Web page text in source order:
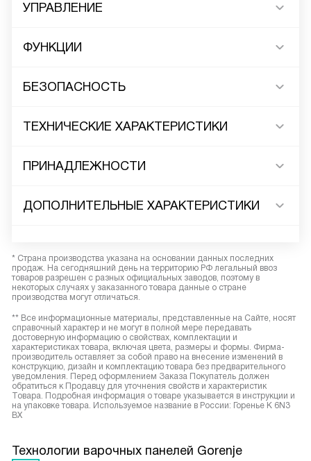
УПРАВЛЕНИЕ
ФУНКЦИИ
БЕЗОПАСНОСТЬ
ТЕХНИЧЕСКИЕ ХАРАКТЕРИСТИКИ
ПРИНАДЛЕЖНОСТИ
ДОПОЛНИТЕЛЬНЫЕ ХАРАКТЕРИСТИКИ
* Страна производства указана на основании данных последних
продаж. На сегодняшний день на территорию РФ легальный ввоз
товаров разрешен с разных официальных заводов, поэтому в
некоторых случаях у заказанного товара данные о стране
производства могут отличаться.
** Все информационные материалы, представленные на Сайте, носят
справочный характер и не могут в полной мере передавать
достоверную информацию о свойствах, комплектации и
характеристиках товара, включая цвета, размеры и формы. Фирма-
производитель оставляет за собой право на внесение изменений в
конструкцию, дизайн и комплектацию товара без предварительного
уведомления. Перед оформлением Заказа Покупатель должен
обратиться к Продавцу для уточнения свойств и характеристик
Товара. Подробная информация о товаре указывается в инструкции и
на упаковке товара. Используемое название в России: Горенье K 6N3
BX
Технологии варочных панелей Gorenje